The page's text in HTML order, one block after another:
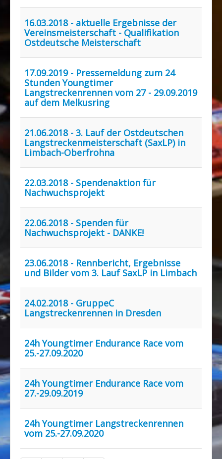
16.03.2018 - aktuelle Ergebnisse der
Vereinsmeisterschaft - Qualifikation
Ostdeutsche Meisterschaft
17.09.2019 - Pressemeldung zum 24
Stunden Youngtimer
Langstreckenrennen vom 27 - 29.09.2019
auf dem Melkusring
21.06.2018 - 3. Lauf der Ostdeutschen
Langstreckenmeisterschaft (SaxLP) in
Limbach-Oberfrohna
22.03.2018 - Spendenaktion für
Nachwuchsprojekt
22.06.2018 - Spenden für
Nachwuchsprojekt - DANKE!
23.06.2018 - Rennbericht, Ergebnisse
und Bilder vom 3. Lauf SaxLP in Limbach
24.02.2018 - GruppeC
Langstreckenrennen in Dresden
24h Youngtimer Endurance Race vom
25.-27.09.2020
24h Youngtimer Endurance Race vom
27.-29.09.2019
24h Youngtimer Langstreckenrennen
vom 25.-27.09.2020